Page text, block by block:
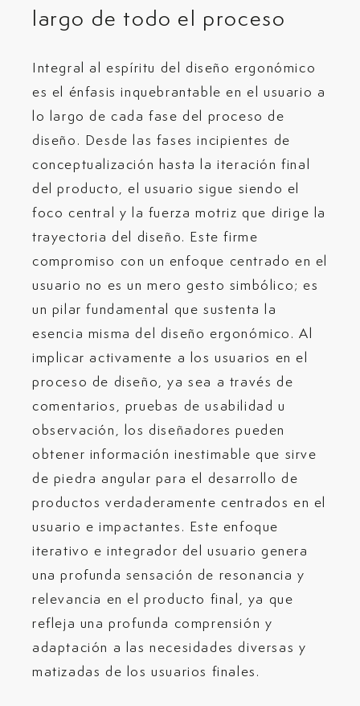
largo de todo el proceso
Integral al espíritu del diseño ergonómico
es el énfasis inquebrantable en el usuario a
lo largo de cada fase del proceso de
diseño. Desde las fases incipientes de
conceptualización hasta la iteración final
del producto, el usuario sigue siendo el
foco central y la fuerza motriz que dirige la
trayectoria del diseño. Este firme
compromiso con un enfoque centrado en el
usuario no es un mero gesto simbólico; es
un pilar fundamental que sustenta la
esencia misma del diseño ergonómico. Al
implicar activamente a los usuarios en el
proceso de diseño, ya sea a través de
comentarios, pruebas de usabilidad u
observación, los diseñadores pueden
obtener información inestimable que sirve
de piedra angular para el desarrollo de
productos verdaderamente centrados en el
usuario e impactantes. Este enfoque
iterativo e integrador del usuario genera
una profunda sensación de resonancia y
relevancia en el producto final, ya que
refleja una profunda comprensión y
adaptación a las necesidades diversas y
matizadas de los usuarios finales.